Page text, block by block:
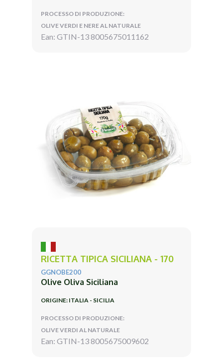
PROCESSO DI PRODUZIONE:
OLIVE VERDI E NERE AL NATURALE
Ean: GTIN-13 8005675011162
RICETTA TIPICA SICILIANA - 170
GGNOBE200
Olive Oliva Siciliana
ORIGINE: ITALIA - SICILIA
PROCESSO DI PRODUZIONE:
OLIVE VERDI AL NATURALE
Ean: GTIN-13 8005675009602